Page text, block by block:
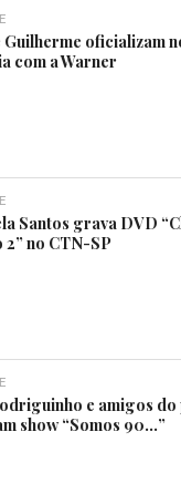
oficializam
com a Warner
Santos grava DVD
no CTN-SP
e amigos
show “Somos 90…”